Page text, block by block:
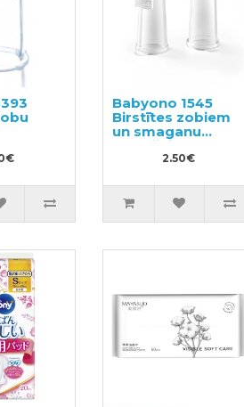
Babyono 1545
Birstītes zobiem
un smaganu
masāžai 2gab
2.50€